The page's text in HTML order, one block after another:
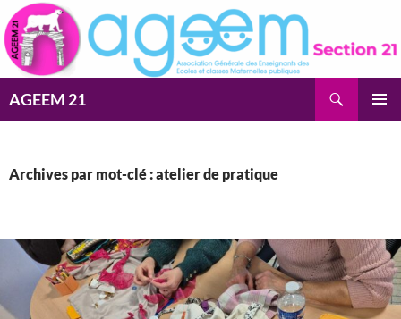
Aller
au
contenu
AGEEM 21
Archives par mot-clé : atelier de pratique